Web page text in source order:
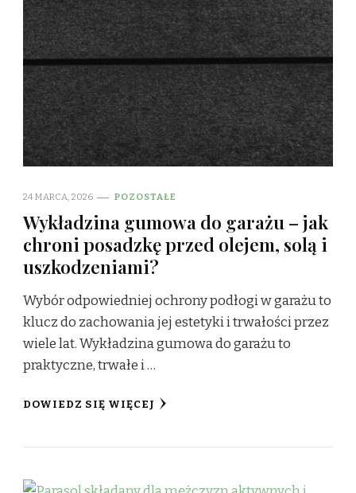
24 MARCA, 2026 POZOSTAŁE
Wykładzina gumowa do garażu – jak
chroni posadzkę przed olejem, solą i
uszkodzeniami?
Wybór odpowiedniej ochrony podłogi w garażu to
klucz do zachowania jej estetyki i trwałości przez
wiele lat. Wykładzina gumowa do garażu to
praktyczne, trwałe i …
DOWIEDZ SIĘ WIĘCEJ